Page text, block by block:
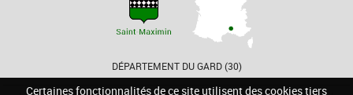
Certaines fonctionnalités de ce site utilisent des cookies tiers
DÉPARTEMENT DU GARD (30)